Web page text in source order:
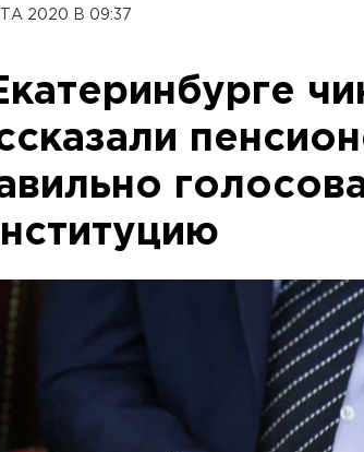
2020 В 09:37